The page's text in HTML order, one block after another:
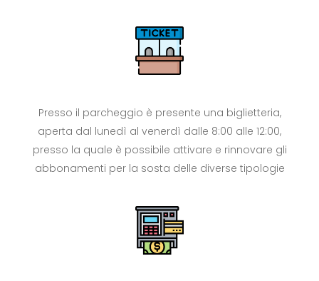
Presso il parcheggio è presente una biglietteria,
aperta dal lunedì al venerdì dalle 8:00 alle 12:00,
presso la quale è possibile attivare e rinnovare gli
abbonamenti per la sosta delle diverse tipologie